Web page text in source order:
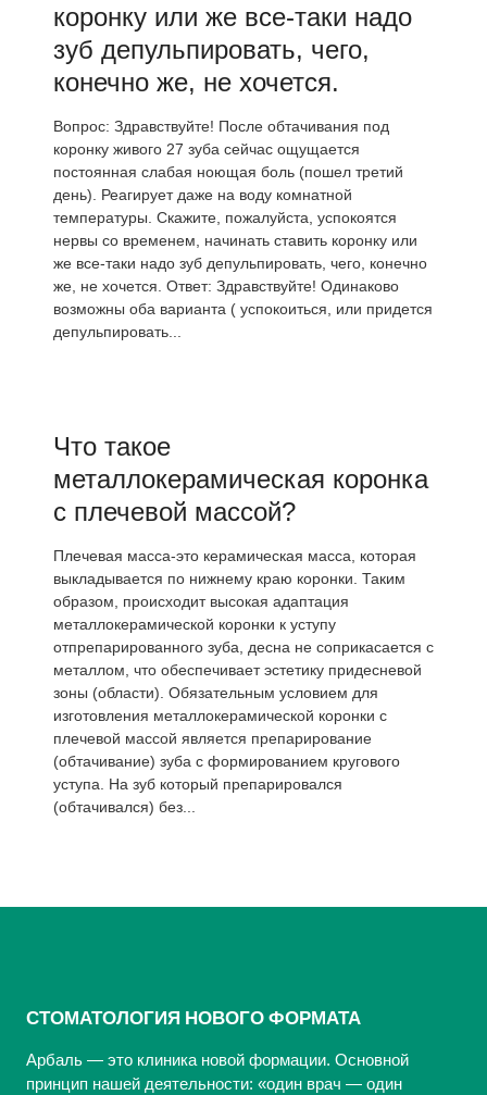
коронку или же все-таки надо
зуб депульпировать, чего,
конечно же, не хочется.
Вопрос: Здравствуйте! После обтачивания под
коронку живого 27 зуба сейчас ощущается
постоянная слабая ноющая боль (пошел третий
день). Реагирует даже на воду комнатной
температуры. Скажите, пожалуйста, успокоятся
нервы со временем, начинать ставить коронку или
же все-таки надо зуб депульпировать, чего, конечно
же, не хочется. Ответ: Здравствуйте! Одинаково
возможны оба варианта ( успокоиться, или придется
депульпировать...
Что такое
металлокерамическая коронка
с плечевой массой?
Плечевая масса-это керамическая масса, которая
выкладывается по нижнему краю коронки. Таким
образом, происходит высокая адаптация
металлокерамической коронки к уступу
отпрепарированного зуба, десна не соприкасается с
металлом, что обеспечивает эстетику придесневой
зоны (области). Обязательным условием для
изготовления металлокерамической коронки с
плечевой массой является препарирование
(обтачивание) зуба с формированием кругового
уступа. На зуб который препарировался
(обтачивался) без...
СТОМАТОЛОГИЯ НОВОГО ФОРМАТА
Арбаль — это клиника новой формации. Основной
принцип нашей деятельности: «один врач — один